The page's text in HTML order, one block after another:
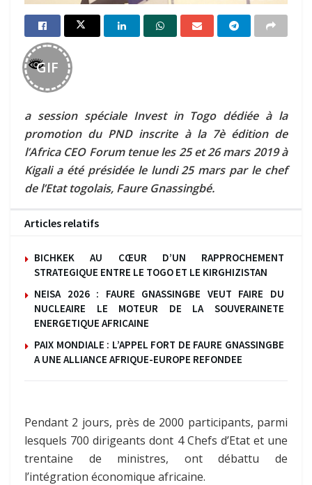
GIF
a session spéciale Invest in Togo dédiée à la
promotion du PND inscrite à la 7è édition de
l’Africa CEO Forum tenue les 25 et 26 mars 2019 à
Kigali a été présidée le lundi 25 mars par le chef
de l’Etat togolais, Faure Gnassingbé.
Articles relatifs
BICHKEK AU CŒUR D’UN RAPPROCHEMENT
STRATEGIQUE ENTRE LE TOGO ET LE KIRGHIZISTAN
NEISA 2026 : FAURE GNASSINGBE VEUT FAIRE DU
NUCLEAIRE LE MOTEUR DE LA SOUVERAINETE
ENERGETIQUE AFRICAINE
PAIX MONDIALE : L’APPEL FORT DE FAURE GNASSINGBE
A UNE ALLIANCE AFRIQUE-EUROPE REFONDEE
Pendant 2 jours, près de 2000 participants, parmi
lesquels 700 dirigeants dont 4 Chefs d’Etat et une
trentaine de ministres, ont débattu de
l’intégration économique africaine.